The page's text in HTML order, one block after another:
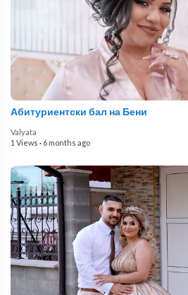
Абитуриентски бал на Бени
Valyata
1 Views · 6 months ago